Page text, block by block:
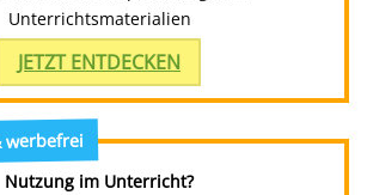
Unterrichtsmaterialien
JETZT ENTDECKEN
werbefrei
Nutzung im Unterricht?